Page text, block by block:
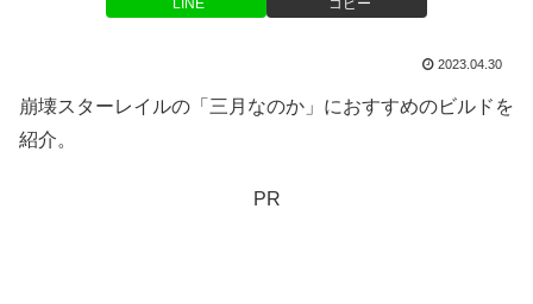
LINE コピー
2023.04.30
崩壊スターレイルの「三月なのか」におすすめのビルドを
紹介。
PR